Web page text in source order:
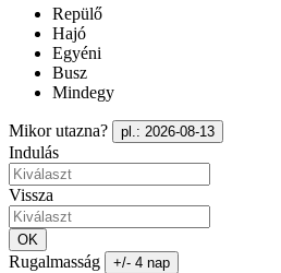
Repülő
Hajó
Egyéni
Busz
Mindegy
Mikor utazna? pl.: 2026-08-13
Indulás
Vissza
OK
Rugalmasság +/- 4 nap